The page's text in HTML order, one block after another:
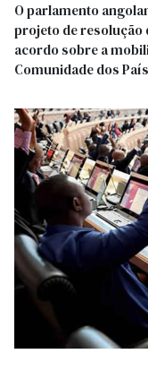
O parlamento
projeto de resolução
acordo sobre a
Comunidade dos